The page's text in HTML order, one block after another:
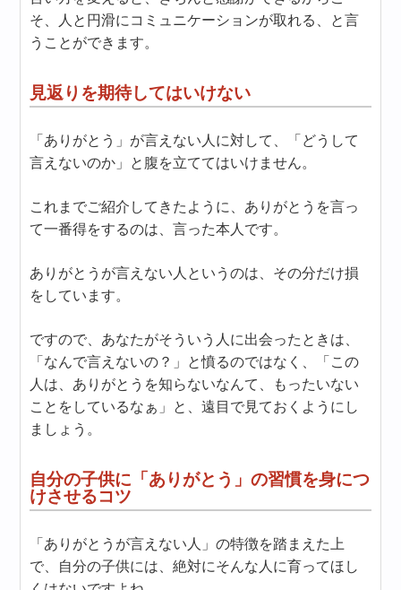
そ、人と円滑にコミュニケーションが取れる、と言
うことができます。
見返りを期待してはいけない
「ありがとう」が言えない人に対して、「どうして
言えないのか」と腹を立ててはいけません。
これまでご紹介してきたように、ありがとうを言っ
て一番得をするのは、言った本人です。
ありがとうが言えない人というのは、その分だけ損
をしています。
ですので、あなたがそういう人に出会ったときは、
「なんで言えないの？」と憤るのではなく、「この
人は、ありがとうを知らないなんて、もったいない
ことをしているなぁ」と、遠目で見ておくようにし
ましょう。
自分の子供に「ありがとう」の習慣を身につ
けさせるコツ
「ありがとうが言えない人」の特徴を踏まえた上
で、自分の子供には、絶対にそんな人に育ってほし